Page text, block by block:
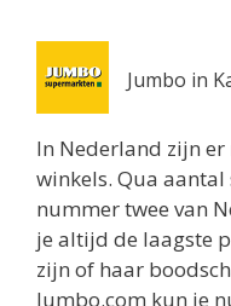
Albert Heijn Utrecht
Oudenoord 1
Utrecht 3513EG
Routebeschrijving
Albert Heijn
Burgemeester
Utrecht 3581KM
Jumbo in
In Nederland zijn
winkels. Qua
nummer twee van
je altijd de laagste
zijn of haar
Jumbo.com kun je